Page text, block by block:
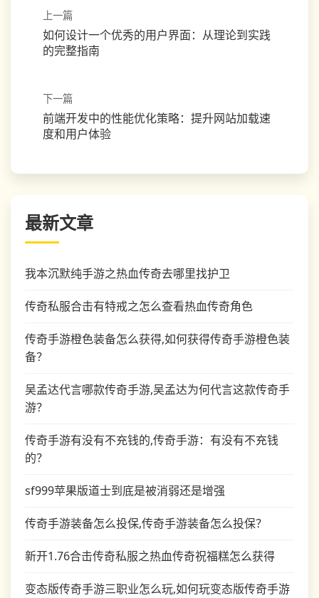
上一篇
如何设计一个优秀的用户界面：从理论到实践
的完整指南
下一篇
前端开发中的性能优化策略：提升网站加载速
度和用户体验
最新文章
我本沉默纯手游之热血传奇去哪里找护卫
传奇私服合击有特戒之怎么查看热血传奇角色
传奇手游橙色装备怎么获得,如何获得传奇手游橙色装
备？
吴孟达代言哪款传奇手游,吴孟达为何代言这款传奇手
游？
传奇手游有没有不充钱的,传奇手游：有没有不充钱
的？
sf999苹果版道士到底是被消弱还是增强
传奇手游装备怎么投保,传奇手游装备怎么投保？
新开1.76合击传奇私服之热血传奇祝福糕怎么获得
变态版传奇手游三职业怎么玩,如何玩变态版传奇手游